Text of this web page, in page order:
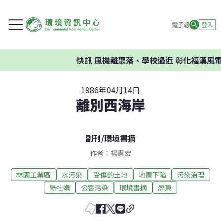
電子報 登入
快訊風機離聚落、學校過近 彰化福漢風電
1986年04月14日
離別西海岸
副刊/環境書摘
作者：楊憲宏
林園工業區 水污染 受傷的土地 地層下陷
污染治理
綠牡蠣
公害污染 環境書摘 屏東